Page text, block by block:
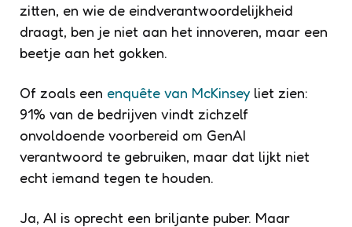
zitten, en wie de eindverantwoordelijkheid
draagt, ben je niet aan het innoveren, maar een
beetje aan het gokken.
Of zoals een enquête van McKinsey liet zien:
91% van de bedrijven vindt zichzelf
onvoldoende voorbereid om GenAI
verantwoord te gebruiken, maar dat lijkt niet
echt iemand tegen te houden.
Ja, AI is oprecht een briljante puber. Maar